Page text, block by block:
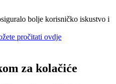
bolje korisničko iskustvo i
pročitati ovdje
za kolačiće